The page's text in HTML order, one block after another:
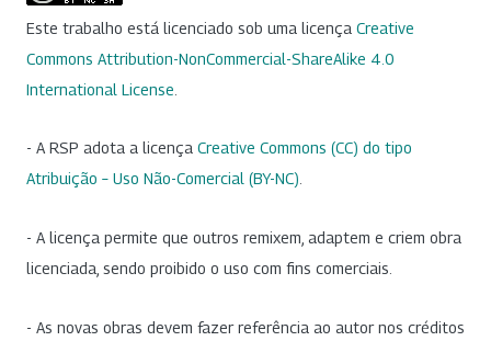
Este trabalho está licenciado sob uma licença Creative
Commons Attribution-NonCommercial-ShareAlike 4.0
International License
- A RSP adota a licença Creative Commons (CC) do tipo
Atribuição – Uso Não-Comercial (BY-NC)
- A licença permite que outros remixem, adaptem e criem obra
licenciada, sendo proibido o uso com fins comerciais.
- As novas obras devem fazer referência ao autor nos créditos